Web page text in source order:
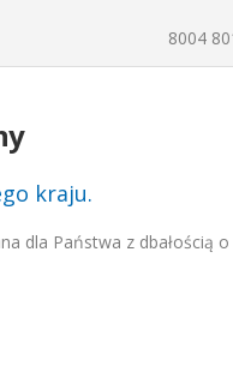
8004
kraju.
dla Państwa z dbałością